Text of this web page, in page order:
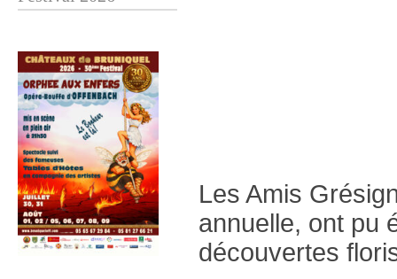
Les Amis
annuelle, ont pu
découvertes